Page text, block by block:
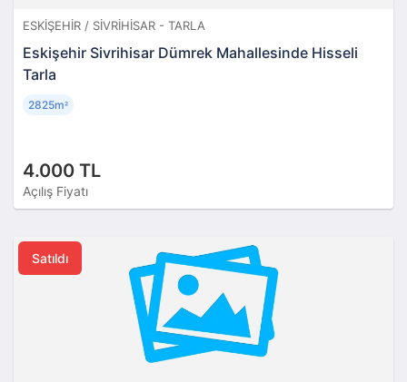
ESKIŞEHIR / SIVRIHISAR - TARLA
Eskişehir Sivrihisar Dümrek Mahallesinde Hisseli
Tarla
4.000 TL
Açılış Fiyatı
2825m²
Satıldı